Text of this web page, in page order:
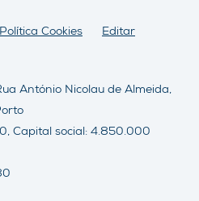
António Nicolau de Almeida,
Capital social: 4.850.000
Política Cookies
Editar